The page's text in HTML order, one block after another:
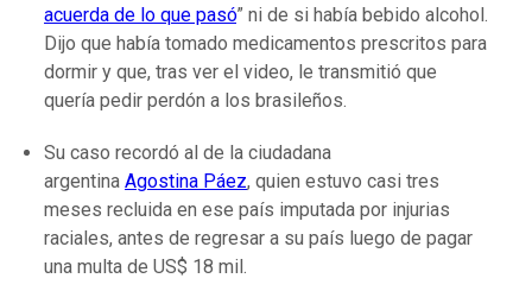
acuerda de lo que pasó” ni de si había bebido alcohol.
Dijo que había tomado medicamentos prescritos para
dormir y que, tras ver el video, le transmitió que
quería pedir perdón a los brasileños.
Su caso recordó al de la ciudadana
argentina Agostina Páez, quien estuvo casi tres
meses recluida en ese país imputada por injurias
raciales, antes de regresar a su país luego de pagar
una multa de US$ 18 mil.